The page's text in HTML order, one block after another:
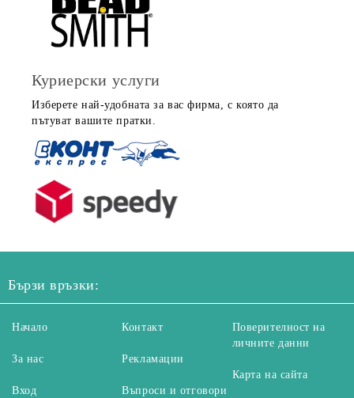
Куриерски услуги
Изберете най-удобната за вас фирма, с която да
пътуват вашите пратки.
Бързи връзки:
Начало
За нас
Вход
Контакт
Рекламации
Въпроси и отговори
Поверителност на
личните данни
Карта на сайта